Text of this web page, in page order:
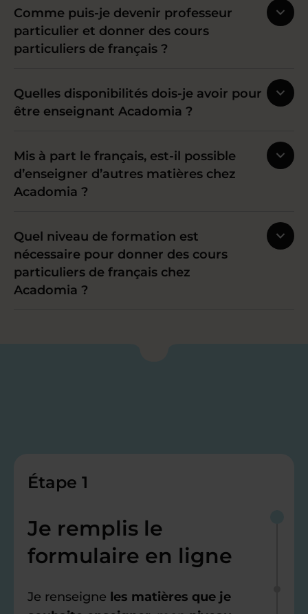
Comme puis-je devenir professeur
particulier et donner des cours
particuliers de français ?
Quelles disponibilités dois-je avoir pour
être enseignant Acadomia ?
Mis à part le français, est-il possible
d’enseigner d’autres matières chez
Acadomia ?
Quel niveau de formation est
nécessaire pour donner des cours
particuliers de français chez
Acadomia ?
Étape 1
Je remplis le
formulaire en ligne
Je renseigne les matières que je